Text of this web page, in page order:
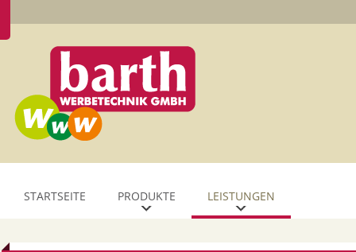
STARTSEITE PRODUKTE LEISTUNGEN